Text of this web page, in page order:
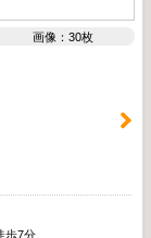
画像：30枚
歩7分